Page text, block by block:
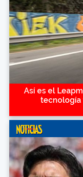
Así es el
tecnología